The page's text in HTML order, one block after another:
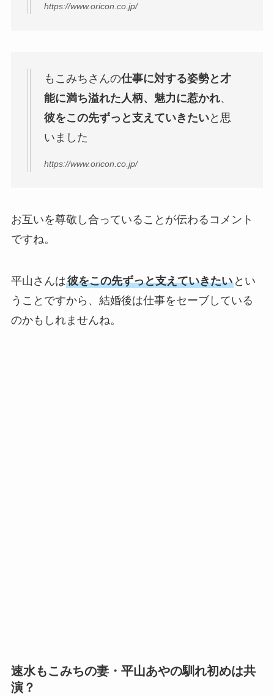
https://www.oricon.co.jp/
もこみちさんの仕事に対する姿勢と才
能に満ち溢れた人柄、魅力に惹かれ、
彼をこの先ずっと支えていきたいと思
いました
https://www.oricon.co.jp/
お互いを尊敬し合っていることが伝わるコメント
ですね。
平山さんは彼をこの先ずっと支えていきたいとい
うことですから、結婚後は仕事をセーブしている
のかもしれませんね。
速水もこみちの妻・平山あやの馴れ初めは共
演？